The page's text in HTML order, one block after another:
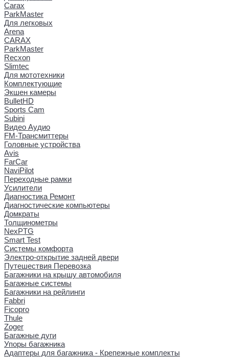
Carax
ParkMaster
Для легковых
Arena
CARAX
ParkMaster
Recxon
Slimtec
Для мототехники
Комплектующие
Экшен камеры
BulletHD
Sports Cam
Subini
Видео Аудио
FM-Трансмиттеры
Головные устройства
Avis
FarCar
NaviPilot
Переходные рамки
Усилители
Диагностика Ремонт
Диагностические компьютеры
Домкраты
Толщинометры
NexPTG
Smart Test
Системы комфорта
Электро-открытие задней двери
Путешествия Перевозка
Багажники на крышу автомобиля
Багажные системы
Багажники на рейлинги
Fabbri
Ficopro
Thule
Zoger
Багажные дуги
Упоры багажника
Адаптеры для багажника - Крепежные комплекты